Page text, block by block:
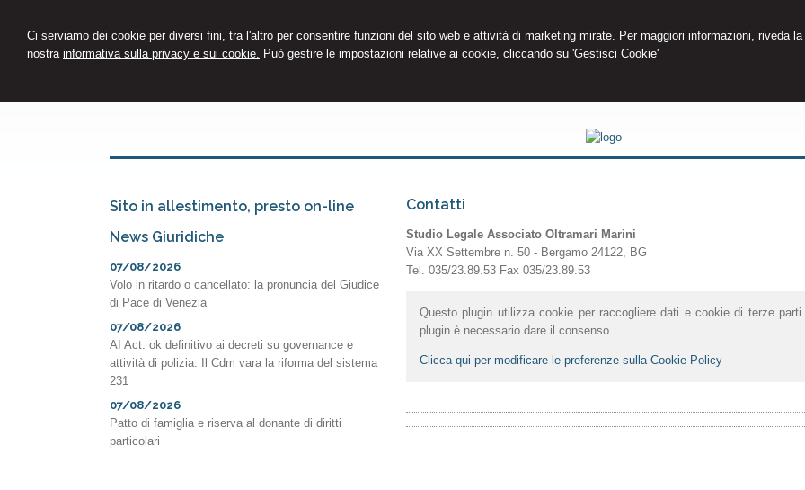
Ci serviamo dei cookie per diversi fini, tra l'altro per consentire funzioni del sito web e attività di marketing mirate. Per maggiori informazioni, riveda la
nostra informativa sulla privacy e sui cookie. Può gestire le impostazioni relative ai cookie, cliccando su 'Gestisci Cookie'
Contatti
Studio Legale Associato Oltramari Marini
Via XX Settembre n. 50 - Bergamo 24122, BG
Tel. 035/23.89.53 Fax 035/23.89.53
Questo plugin utilizza cookie per raccogliere dati e cookie di terze
plugin è necessario dare il consenso.
Clicca qui per modificare le preferenze sulla Cookie Policy
Sito in allestimento, presto on-line
News Giuridiche
07/08/2026
Volo in ritardo o cancellato: la pronuncia del Giudice
di Pace di Venezia
07/08/2026
AI Act: ok definitivo ai decreti su governance e
attività di polizia. Il Cdm vara la riforma del sistema
231
07/08/2026
Patto di famiglia e riserva al donante di diritti
particolari